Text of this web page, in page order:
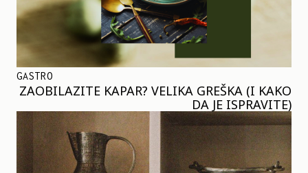
GASTRO
ZAOBILAZITE KAPAR? VELIKA GREŠKA (I KAKO
DA JE ISPRAVITE)